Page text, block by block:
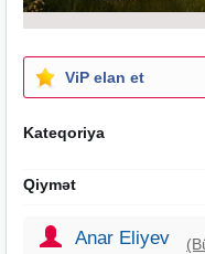
ViP elan et
Kateqoriya
Qiymət
Anar Eliyev